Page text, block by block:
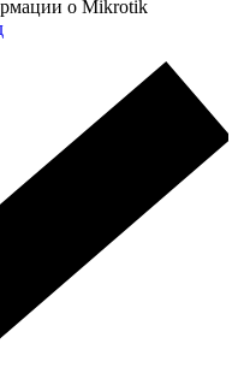
о Mikrotik